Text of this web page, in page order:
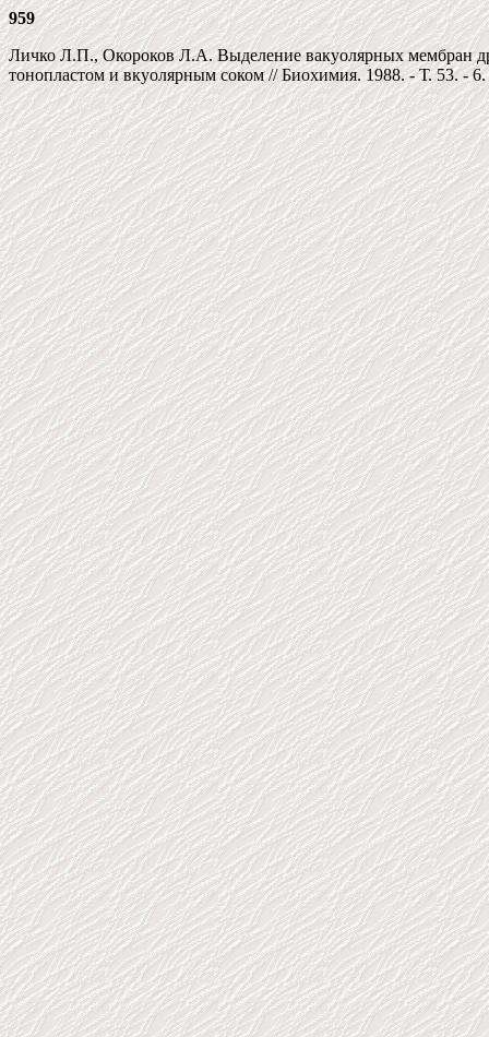
959
Личко Л.П., Окороков Л.А. Выделение вакуолярных мембран
тонопластом и вкуолярным соком // Биохимия. 1988. - Т. 53. -